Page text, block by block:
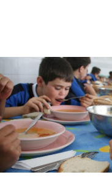
per
la
Terra
Sovranità
Alimentare